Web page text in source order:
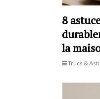
8
la
Trucs &